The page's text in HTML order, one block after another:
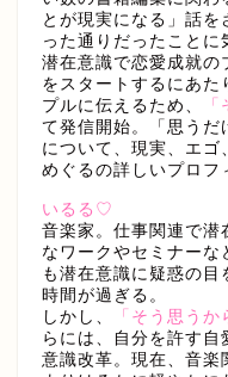
とが現実になる」話
った通りだったことに
潜在意識で恋愛成就
をスタートするにあた
プルに伝えるため、
て発信開始。「思うだ
について、現実、エゴ
めぐるの詳しいプロフ
いるる♡
音楽家。仕事関連で潜
なワークやセミナーな
も潜在意識に疑惑の
時間が過ぎる。
しかし、
「そう思うか
らには、自分を許す自
意識改革。現在、音楽